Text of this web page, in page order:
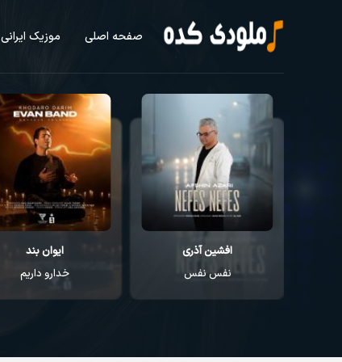
صفحه اصلی موزیک ایرانی
افشین آذری
نفس نفس
ایوان بند
خدارو داریم